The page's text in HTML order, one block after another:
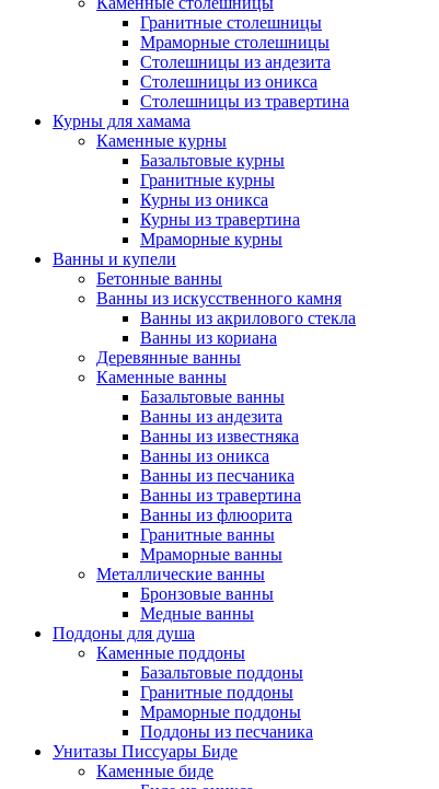
Гранитные столешницы
Мраморные столешницы
Столешницы из андезита
Столешницы из оникса
Столешницы из травертина
Курны для хамама
Каменные курны
Базальтовые курны
Гранитные курны
Курны из оникса
Курны из травертина
Мраморные курны
Ванны и купели
Бетонные ванны
Ванны из искусственного камня
Ванны из акрилового стекла
Ванны из кориана
Деревянные ванны
Каменные ванны
Базальтовые ванны
Ванны из андезита
Ванны из известняка
Ванны из оникса
Ванны из песчаника
Ванны из травертина
Ванны из флюорита
Гранитные ванны
Мраморные ванны
Металлические ванны
Бронзовые ванны
Медные ванны
Поддоны для душа
Каменные поддоны
Базальтовые поддоны
Гранитные поддоны
Мраморные поддоны
Поддоны из песчаника
Унитазы Писсуары Биде
Каменные биде